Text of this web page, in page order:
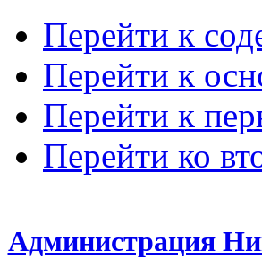
Перейти к
Перейти к
Перейти к
Перейти ко
Администрация